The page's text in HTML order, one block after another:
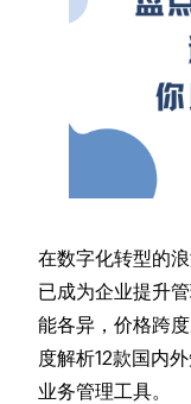
在数字化转型的
已成为企业提升
能各异，价格跨
度解析12款国内
业务管理工具。